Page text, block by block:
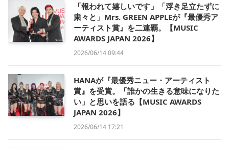
「報われて嬉しいです」「浮き足立たずに
粛々と」Mrs. GREEN APPLEが『最優秀ア
ーティスト賞』を二連覇。【MUSIC
AWARDS JAPAN 2026】
2026/06/14 09:44
HANAが『最優秀ニュー・アーティスト
賞』を受賞。「誰かの生きる意味になりた
い」と思いを語る【MUSIC AWARDS
JAPAN 2026】
2026/06/14 17:21